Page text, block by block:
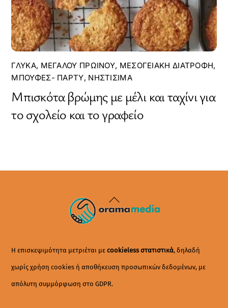
ΓΛΥΚΆ, ΜΕΓΆΛΟΥ ΠΡΩΙΝΟΎ, ΜΕΣΟΓΕΙΑΚΉ ΔΙΑΤΡΟΦΉ,
ΜΠΟΥΦΈΣ- ΠΆΡΤΥ, ΝΗΣΤΊΣΙΜΑ
Μπισκότα βρώμης με μέλι και ταχίνι για
το σχολείο και το γραφείο
Back
To
Η επισκεψιμότητα μετριέται μεcookieless στατιστικά, δηλαδή
χωρίς χρήση cookies ή αποθήκευση προσωπικών δεδομένων, με
απόλυτη συμμόρφωση στο GDPR.